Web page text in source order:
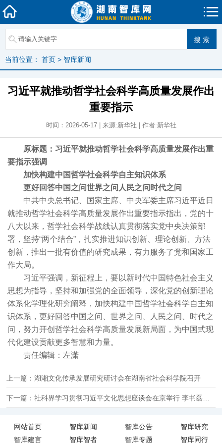
当前位置： 首页 > 智库新闻
习近平就推动哲学社会科学高质量发展作出
重要指示
时间：2026-05-17 | 来源:新华社 | 作者:新华社
原标题：习近平就推动哲学社会科学高质量发展作出重
要指示强调
加快构建中国哲学社会科学自主知识体系
更好回答中国之问世界之问人民之问时代之问
中共中央总书记、国家主席、中央军委主席习近平近日
就推动哲学社会科学高质量发展作出重要指示指出，党的十
八大以来，哲学社会科学战线认真贯彻落实党中央决策部
署，坚持“两个结合”，扎实推进知识创新、理论创新、方法
创新，推出一批有价值的研究成果，有力服务了党和国家工
作大局。
习近平强调，新征程上，要以新时代中国特色社会主义
思想为指导，坚持和加强党的全面领导，深化党的创新理论
体系化学理化研究阐释，加快构建中国哲学社会科学自主知
识体系，更好回答中国之问、世界之问、人民之问、时代之
问，努力开创哲学社会科学高质量发展新局面，为中国式现
代化建设贡献更多智慧和力量。
责任编辑：左潇
上一篇：湖湘文化传承发展研究研讨会在湖南省社会科学院召开
下一篇：社科界学习贯彻习近平文化思想座谈会在京举行 李书磊出席并讲话
网站首页 智库新闻 智库公告
智库研究
智库建言
智库智者 智库专题 智库同行